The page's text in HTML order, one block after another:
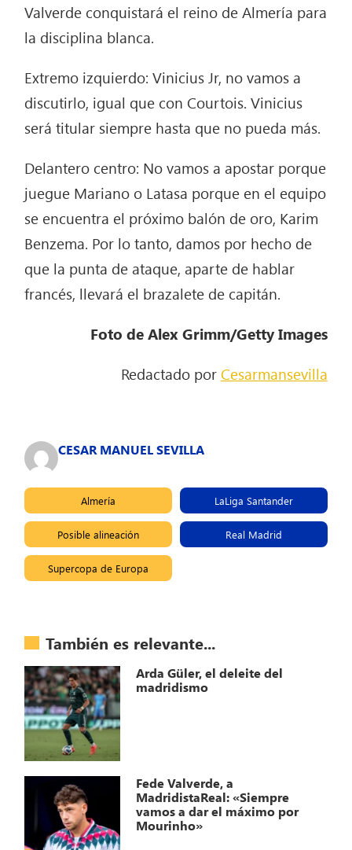
Valverde conquistará el reino de Almería para
la disciplina blanca.
Extremo izquierdo: Vinicius Jr, no vamos a
discutirlo, igual que con Courtois. Vinicius
será titular siempre hasta que no pueda más.
Delantero centro: No vamos a apostar porque
juegue Mariano o Latasa porque en el equipo
se encuentra el próximo balón de oro, Karim
Benzema. Por lo tanto, damos por hecho de
que la punta de ataque, aparte de hablar
francés, llevará el brazalete de capitán.
Foto de Alex Grimm/Getty Images
Redactado porCesarmansevilla
CESAR MANUEL SEVILLA
Almería LaLiga Santander
Posible alineación Real Madrid
Supercopa de Europa
También es relevante...
Arda Güler, el deleite del
madridismo
Fede Valverde, a
MadridistaReal: «Siempre
vamos a dar el máximo por
Mourinho»